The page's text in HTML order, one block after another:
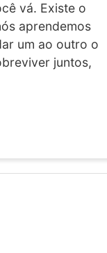
vá. Existe o
aprendemos
um ao outro o
juntos,